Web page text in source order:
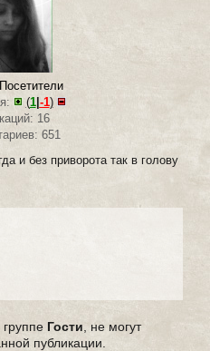
Посетители
(1|-1)
16
651
и без приворота так в голову
Гости , не могут
публикации.